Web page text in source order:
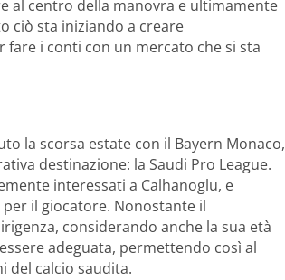
al centro della manovra e ultimamente
ciò sta iniziando a creare
fare i conti con un mercato che si sta
la scorsa estate con il Bayern Monaco,
destinazione: la Saudi Pro League.
interessati a Calhanoglu, e
il giocatore. Nonostante il
considerando anche la sua età
adeguata, permettendo così al
del calcio saudita.